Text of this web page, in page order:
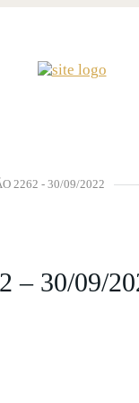
2262 - 30/09/2022
– 30/09/